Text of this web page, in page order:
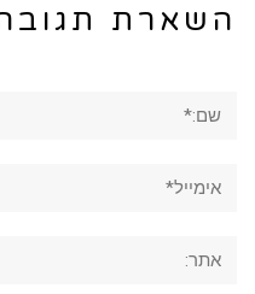
השארת